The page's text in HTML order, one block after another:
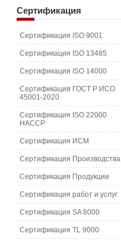
Сертификация
Сертификация ISO 9001
Сертификация ISO 13485
Сертификация ISO 14000
Сертификация ГОСТ Р ИСО
45001-2020
Сертификация ISO 22000
HACCP
Сертификация ИСМ
Сертификация Производства
Сертификация Продукции
Сертификация работ и услуг
Сертификация SA 8000
Сертификация TL 9000